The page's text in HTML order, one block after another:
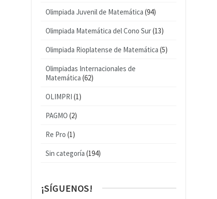
Olimpiada Juvenil de Matemática (94)
Olimpiada Matemática del Cono Sur(13)
Olimpiada Rioplatense de Matemática (5)
Olimpiadas Internacionales de
Matemática (62)
OLIMPRI (1)
PAGMO (2)
Re Pro (1)
Sin categoría (194)
¡SÍGUENOS!